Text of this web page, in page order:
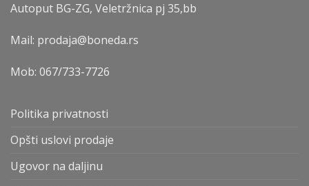
Autoput BG-ZG, Veletržnica pj 35,bb
Mail: prodaja@boneda.rs
Mob: 067/733-7726
Politika privatnosti
Opšti uslovi prodaje
Ugovor na daljinu